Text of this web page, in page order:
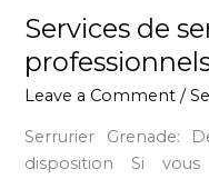
Services de
Leave a Comment /
Serrurier Grenade:
disposition Si
Services
serrurerie
professionnels
à
Grenade